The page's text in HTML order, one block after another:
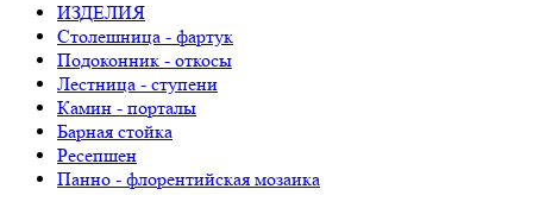
ИЗДЕЛИЯ
Столешница - фартук
Подоконник - откосы
Лестница - ступени
Камин - порталы
Барная стойка
Ресепшен
Панно - флорентийская мозаика